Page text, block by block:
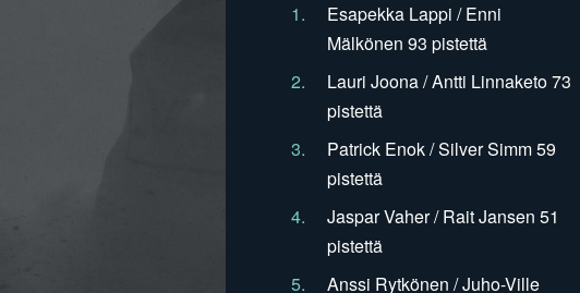
1.
Esapekka Lappi / Enni
Mälkönen 93 pistettä
2.
Lauri Joona / Antti Linnaketo 73
pistettä
3.
Patrick Enok / Silver Simm 59
pistettä
4.
Jaspar Vaher / Rait Jansen 51
pistettä
5.
Anssi Rytkönen / Juho-Ville